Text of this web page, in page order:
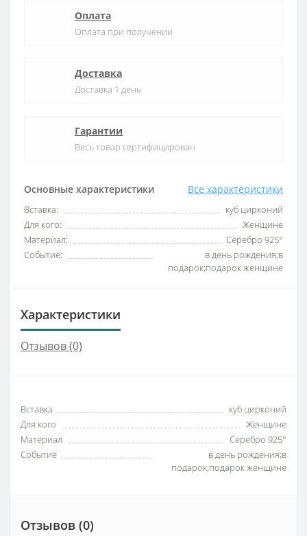
Основные характеристики Все характеристики
Вставка:
куб цирконий
Для кого:
Женщине
Материал:
Серебро 925°
Событие:
в день рождения;в
подарок;подарок женщине
Оплата
Оплата при получении
Доставка
Доставка 1 день
Гарантии
Весь товар сертифицирован
Характеристики
Отзывов (0)
Вставка
куб цирконий
Для кого
Женщине
Материал
Серебро 925°
Событие
в день рождения;в
подарок;подарок женщине
Отзывов (0)